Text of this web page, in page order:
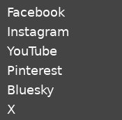
Facebook
Instagram
YouTube
Pinterest
Bluesky
X